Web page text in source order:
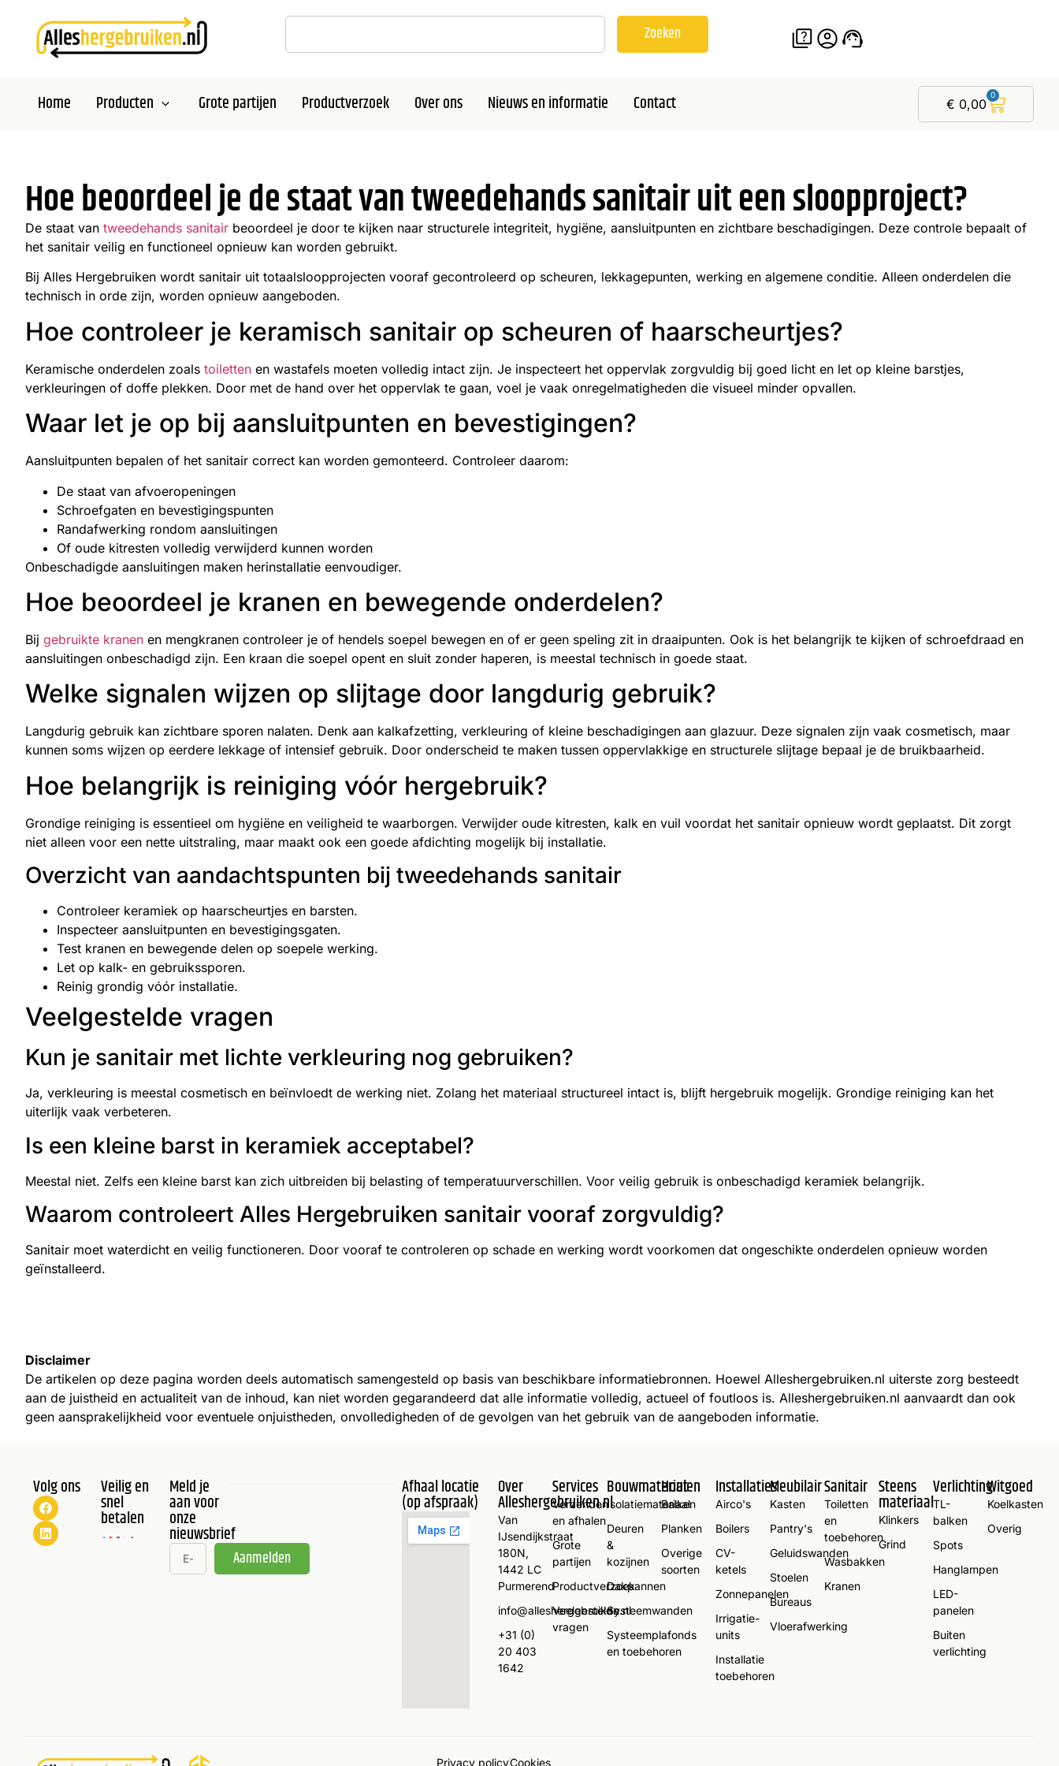
Zoeken
Home Producten Grote partijen Productverzoek Over ons Nieuws en informatie Contact € 0,00
0
Hoe beoordeel je de staat van tweedehands sanitair uit een sloopproject?
De staat van tweedehands sanitair beoordeel je door te kijken naar structurele integriteit, hygiëne, aansluitpunten en zichtbare beschadigingen. Deze controle bepaalt of
het sanitair veilig en functioneel opnieuw kan worden gebruikt.
Bij Alles Hergebruiken wordt sanitair uit totaalsloopprojecten vooraf gecontroleerd op scheuren, lekkagepunten, werking en algemene conditie. Alleen onderdelen die
technisch in orde zijn, worden opnieuw aangeboden.
Hoe controleer je keramisch sanitair op scheuren of haarscheurtjes?
Keramische onderdelen zoals toiletten en wastafels moeten volledig intact zijn. Je inspecteert het oppervlak zorgvuldig bij goed licht en let op kleine barstjes,
verkleuringen of doffe plekken. Door met de hand over het oppervlak te gaan, voel je vaak onregelmatigheden die visueel minder opvallen.
Waar let je op bij aansluitpunten en bevestigingen?
Aansluitpunten bepalen of het sanitair correct kan worden gemonteerd. Controleer daarom:
De staat van afvoeropeningen
Schroefgaten en bevestigingspunten
Randafwerking rondom aansluitingen
Of oude kitresten volledig verwijderd kunnen worden
Onbeschadigde aansluitingen maken herinstallatie eenvoudiger.
Hoe beoordeel je kranen en bewegende onderdelen?
Bij gebruikte kranen en mengkranen controleer je of hendels soepel bewegen en of er geen speling zit in draaipunten. Ook is het belangrijk te kijken of schroefdraad en
aansluitingen onbeschadigd zijn. Een kraan die soepel opent en sluit zonder haperen, is meestal technisch in goede staat.
Welke signalen wijzen op slijtage door langdurig gebruik?
Langdurig gebruik kan zichtbare sporen nalaten. Denk aan kalkafzetting, verkleuring of kleine beschadigingen aan glazuur. Deze signalen zijn vaak cosmetisch, maar
kunnen soms wijzen op eerdere lekkage of intensief gebruik. Door onderscheid te maken tussen oppervlakkige en structurele slijtage bepaal je de bruikbaarheid.
Hoe belangrijk is reiniging vóór hergebruik?
Grondige reiniging is essentieel om hygiëne en veiligheid te waarborgen. Verwijder oude kitresten, kalk en vuil voordat het sanitair opnieuw wordt geplaatst. Dit zorgt
niet alleen voor een nette uitstraling, maar maakt ook een goede afdichting mogelijk bij installatie.
Overzicht van aandachtspunten bij tweedehands sanitair
Controleer keramiek op haarscheurtjes en barsten.
Inspecteer aansluitpunten en bevestigingsgaten.
Test kranen en bewegende delen op soepele werking.
Let op kalk- en gebruikssporen.
Reinig grondig vóór installatie.
Veelgestelde vragen
Kun je sanitair met lichte verkleuring nog gebruiken?
Ja, verkleuring is meestal cosmetisch en beïnvloedt de werking niet. Zolang het materiaal structureel intact is, blijft hergebruik mogelijk. Grondige reiniging kan het
uiterlijk vaak verbeteren.
Is een kleine barst in keramiek acceptabel?
Meestal niet. Zelfs een kleine barst kan zich uitbreiden bij belasting of temperatuurverschillen. Voor veilig gebruik is onbeschadigd keramiek belangrijk.
Waarom controleert Alles Hergebruiken sanitair vooraf zorgvuldig?
Sanitair moet waterdicht en veilig functioneren. Door vooraf te controleren op schade en werking wordt voorkomen dat ongeschikte onderdelen opnieuw worden
geïnstalleerd.
Disclaimer
De artikelen op deze pagina worden deels automatisch samengesteld op basis van beschikbare informatiebronnen. Hoewel Alleshergebruiken.nl uiterste zorg besteedt
aan de juistheid en actualiteit van de inhoud, kan niet worden gegarandeerd dat alle informatie volledig, actueel of foutloos is. Alleshergebruiken.nl aanvaardt dan ook
geen aansprakelijkheid voor eventuele onjuistheden, onvolledigheden of de gevolgen van het gebruik van de aangeboden informatie.
Volg ons Veilig en
snel
betalen
Meld je
aan voor
onze
nieuwsbrief
Aanmelden
Afhaal locatie
(op afspraak)
Over
Alleshergebruiken.nl
Van
IJsendijkstraat
180N,
1442 LC
Purmerend
info@alleshergebruiken.nl
+31 (0)
20 403
1642
Services
Verzenden
en afhalen
Grote
partijen
Productverzoek
Veelgestelde
vragen
Bouwmaterialen
Isolatiemateriaal
Deuren
&
kozijnen
Dakpannen
Systeemwanden
Systeemplafonds
en toebehoren
Hout
Balken
Planken
Overige
soorten
Installaties
Airco's
Boilers
CV-
ketels
Zonnepanelen
Irrigatie-
units
Installatie
toebehoren
Meubilair
Kasten
Pantry's
Geluidswanden
Stoelen
Bureaus
Vloerafwerking
Sanitair
Toiletten
en
toebehoren
Wasbakken
Kranen
Steens
materiaal
Klinkers
Grind
Verlichting
TL-
balken
Spots
Hanglampen
LED-
panelen
Buiten
verlichting
Witgoed
Koelkasten
Overig
Privacy policyCookies